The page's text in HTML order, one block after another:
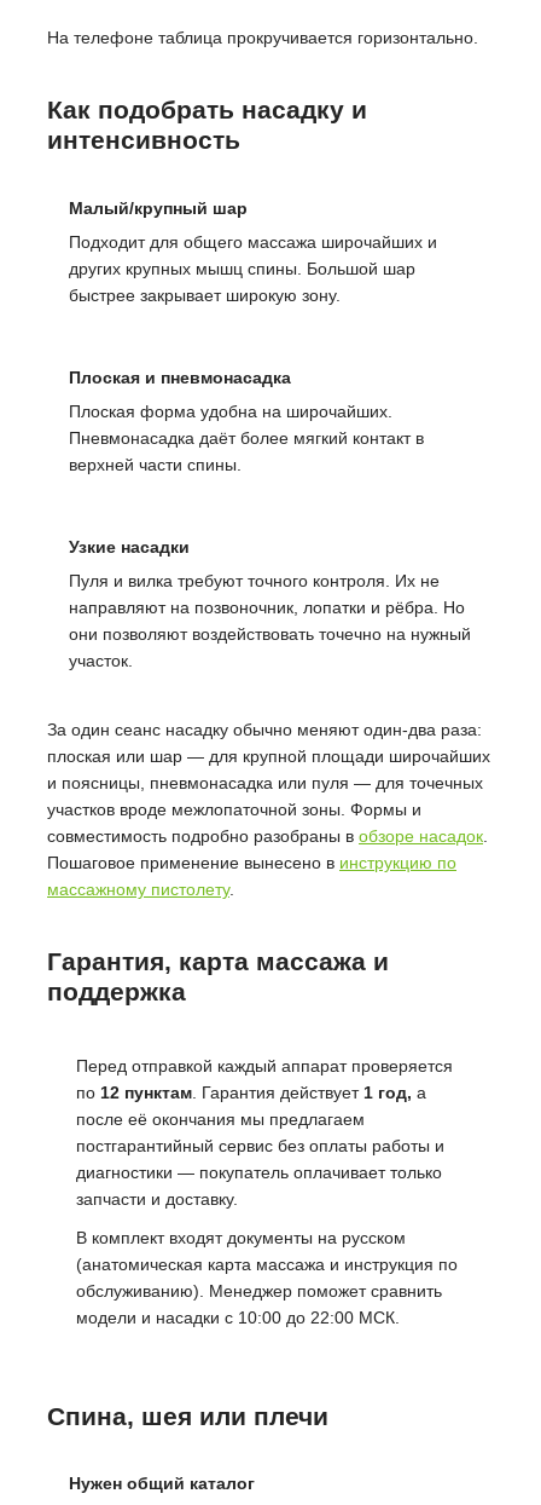
На телефоне таблица прокручивается горизонтально.
Как подобрать насадку и
интенсивность
Малый/крупный шар
Подходит для общего массажа широчайших и
других крупных мышц спины. Большой шар
быстрее закрывает широкую зону.
Плоская и пневмонасадка
Плоская форма удобна на широчайших.
Пневмонасадка даёт более мягкий контакт в
верхней части спины.
Узкие насадки
Пуля и вилка требуют точного контроля. Их не
направляют на позвоночник, лопатки и рёбра. Но
они позволяют воздействовать точечно на нужный
участок.
За один сеанс насадку обычно меняют один-два раза:
плоская или шар — для крупной площади широчайших
и поясницы, пневмонасадка или пуля — для точечных
участков вроде межлопаточной зоны. Формы и
совместимость подробно разобраны в обзоре насадок
Пошаговое применение вынесено в инструкцию по
массажному пистолету.
Гарантия, карта массажа и
поддержка
Перед отправкой каждый аппарат проверяется
по 12 пунктам . Гарантия действует 1 год, а
после её окончания мы предлагаем
постгарантийный сервис без оплаты работы и
диагностики — покупатель оплачивает только
запчасти и доставку.
В комплект входят документы на русском
(анатомическая карта массажа и инструкция по
обслуживанию). Менеджер поможет сравнить
модели и насадки с 10:00 до 22:00 МСК.
Спина, шея или плечи
Нужен общий каталог